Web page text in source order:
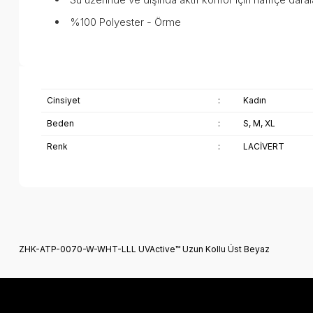
%100 Polyester - Örme
Cinsiyet : Kadın
Beden : S, M, XL
Renk : LACİVERT
ZHK-ATP-0070-W-WHT-LLL UVActive™ Uzun Kollu Üst Beyaz